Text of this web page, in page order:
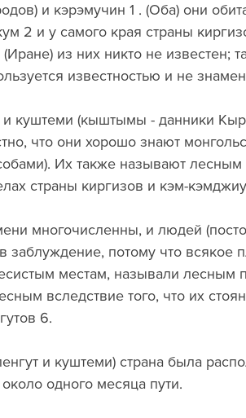
и кэрэмучин 1 . (Оба) они
2 и у самого края страны
(Иране) из них никто не известен;
известностью и не
и куштеми (кыштымы - данники
что они хорошо знают
Их также называют
страны киргизов и кэм-
многочисленны, и людей
заблуждение, потому что всякое
местам, называли лесным
вследствие того, что их
6.
и куштеми) страна была
одного месяца пути.